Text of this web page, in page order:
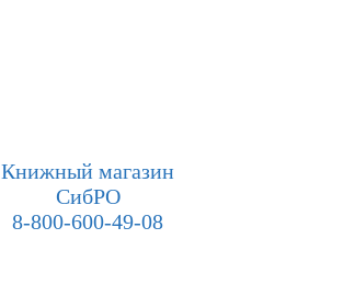
Книжный магазин
СибРО
8-800-600-49-08